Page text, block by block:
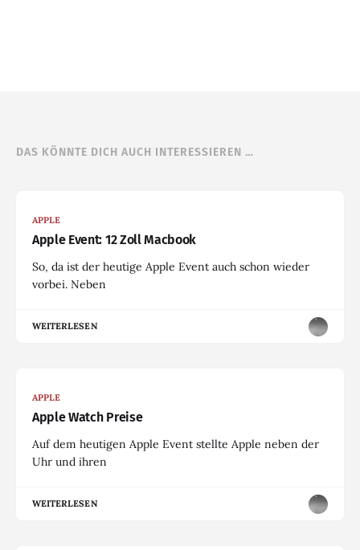
DAS KÖNNTE DICH AUCH INTERESSIEREN …
APPLE
Apple Event: 12 Zoll Macbook
So, da ist der heutige Apple Event auch schon wieder
vorbei. Neben
WEITERLESEN
APPLE
Apple Watch Preise
Auf dem heutigen Apple Event stellte Apple neben der
Uhr und ihren
WEITERLESEN